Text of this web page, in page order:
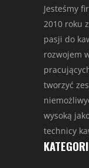
Jesteśmy
2010 roku
pasji do
rozwojem
tworzyć
wysoką
technicy